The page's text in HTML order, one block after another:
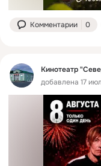
Комментарии 0
Кинотеатр
добавлена 17